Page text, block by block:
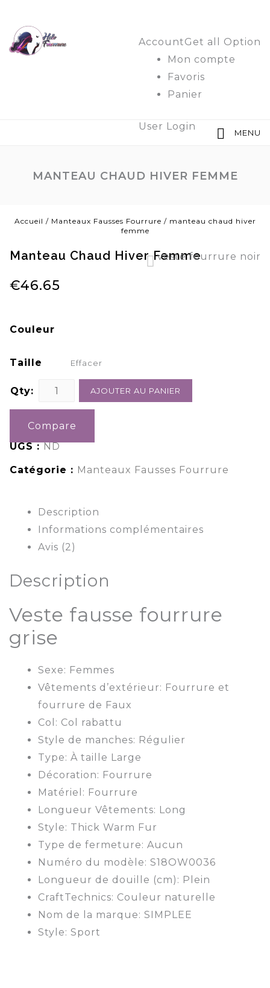
AccountGet all Option
Mon compte
Favoris
Panier
User Login
MENU
MANTEAU CHAUD HIVER FEMME
Accueil / Manteaux Fausses Fourrure / manteau chaud hiver
femme
Manteau Chaud Hiver Femmeveste fourrure noir
€46.65
Couleur
Taille Effacer
Qty: AJOUTER AU PANIER
Compare
UGS :ND
Catégorie : Manteaux Fausses Fourrure
Description
Informations complémentaires
Avis (2)
Description
Veste fausse fourrure
grise
Sexe: Femmes
Vêtements d’extérieur: Fourrure et
fourrure de Faux
Col: Col rabattu
Style de manches: Régulier
Type: À taille Large
Décoration: Fourrure
Matériel: Fourrure
Longueur Vêtements: Long
Style: Thick Warm Fur
Type de fermeture: Aucun
Numéro du modèle: S18OW0036
Longueur de douille (cm): Plein
CraftTechnics: Couleur naturelle
Nom de la marque: SIMPLEE
Style: Sport